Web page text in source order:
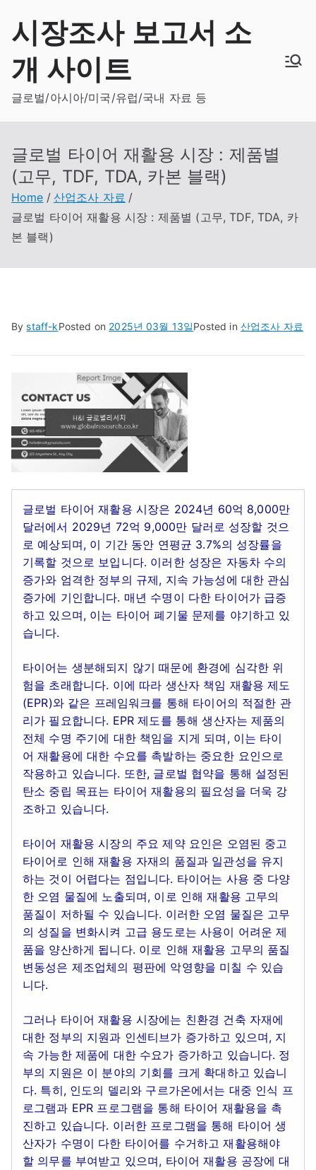
content
시장조사 보고서 소
개 사이트
글로벌/아시아/미국/유럽/국내 자료 등
글로벌 타이어 재활용 시장 : 제품별
(고무, TDF, TDA, 카본 블랙)
Home
산업조사 자료
글로벌 타이어 재활용 시장 : 제품별 (고무, TDF, TDA, 카
본 블랙)
Bystaff-kPosted on 2025년 03월 13일Posted in 산업조사 자료
글로벌 타이어 재활용 시장은 2024년 60억 8,000만
달러에서 2029년 72억 9,000만 달러로 성장할 것으
로 예상되며, 이 기간 동안 연평균 3.7%의 성장률을
기록할 것으로 보입니다. 이러한 성장은 자동차 수의
증가와 엄격한 정부의 규제, 지속 가능성에 대한 관심
증가에 기인합니다. 매년 수명이 다한 타이어가 급증
하고 있으며, 이는 타이어 폐기물 문제를 야기하고 있
습니다.
타이어는 생분해되지 않기 때문에 환경에 심각한 위
험을 초래합니다. 이에 따라 생산자 책임 재활용 제도
(EPR)와 같은 프레임워크를 통해 타이어의 적절한 관
리가 필요합니다. EPR 제도를 통해 생산자는 제품의
전체 수명 주기에 대한 책임을 지게 되며, 이는 타이
어 재활용에 대한 수요를 촉발하는 중요한 요인으로
작용하고 있습니다. 또한, 글로벌 협약을 통해 설정된
탄소 중립 목표는 타이어 재활용의 필요성을 더욱 강
조하고 있습니다.
타이어 재활용 시장의 주요 제약 요인은 오염된 중고
타이어로 인해 재활용 자재의 품질과 일관성을 유지
하는 것이 어렵다는 점입니다. 타이어는 사용 중 다양
한 오염 물질에 노출되며, 이로 인해 재활용 고무의
품질이 저하될 수 있습니다. 이러한 오염 물질은 고무
의 성질을 변화시켜 고급 용도로는 사용이 어려운 제
품을 양산하게 됩니다. 이로 인해 재활용 고무의 품질
변동성은 제조업체의 평판에 악영향을 미칠 수 있습
니다.
그러나 타이어 재활용 시장에는 친환경 건축 자재에
대한 정부의 지원과 인센티브가 증가하고 있으며, 지
속 가능한 제품에 대한 수요가 증가하고 있습니다. 정
부의 지원은 이 분야의 기회를 크게 확대하고 있습니
다. 특히, 인도의 델리와 구르가온에서는 대중 인식 프
로그램과 EPR 프로그램을 통해 타이어 재활용을 촉
진하고 있습니다. 이러한 프로그램을 통해 타이어 생
산자가 수명이 다한 타이어를 수거하고 재활용해야
할 의무를 부여받고 있으며, 타이어 재활용 공장에 대